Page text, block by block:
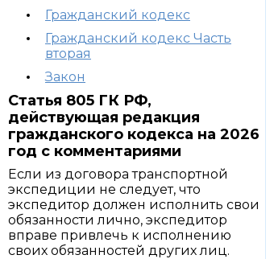
Гражданский кодекс
Гражданский кодекс Часть
вторая
Закон
Статья 805 ГК РФ,
действующая редакция
гражданского кодекса на 2026
год с комментариями
Если из договора транспортной
экспедиции не следует, что
экспедитор должен исполнить свои
обязанности лично, экспедитор
вправе привлечь к исполнению
своих обязанностей других лиц.